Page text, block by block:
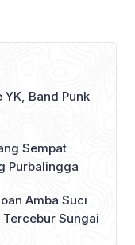
YK, Band Punk
Sempat
Purbalingga
Amba Suci